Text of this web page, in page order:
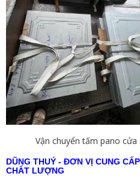
Vận chuyển tấm pano
DŨNG THUÝ - ĐƠN VỊ CUNG
CHẤT LƯỢNG